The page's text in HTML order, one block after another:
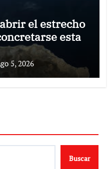
el estrecho
esta
5, 2026
Buscar